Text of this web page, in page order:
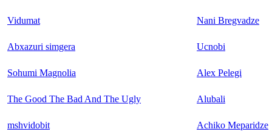
Vidumat Nani Bregvadze
Abxazuri simgera Ucnobi
Sohumi Magnolia Alex Pelegi
The Good The Bad And The Ugly Alubali
mshvidobit Achiko Meparidze